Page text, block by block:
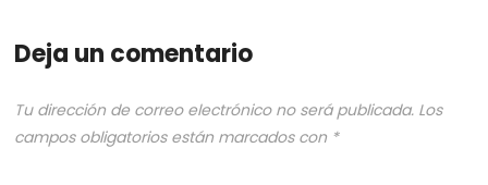
Deja un comentario
Tu dirección de correo electrónico no será publicada. Los
campos obligatorios están marcados con *